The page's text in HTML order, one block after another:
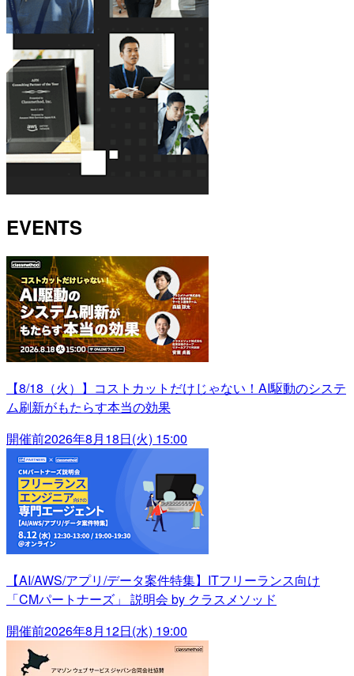
EVENTS
【8/18（火）】コストカットだけじゃない！AI駆動のシステ
ム刷新がもたらす本当の効果
開催前2026年8月18日(火) 15:00
【AI/AWS/アプリ/データ案件特集】ITフリーランス向け
「CMパートナーズ」 説明会 by クラスメソッド
開催前2026年8月12日(水) 19:00